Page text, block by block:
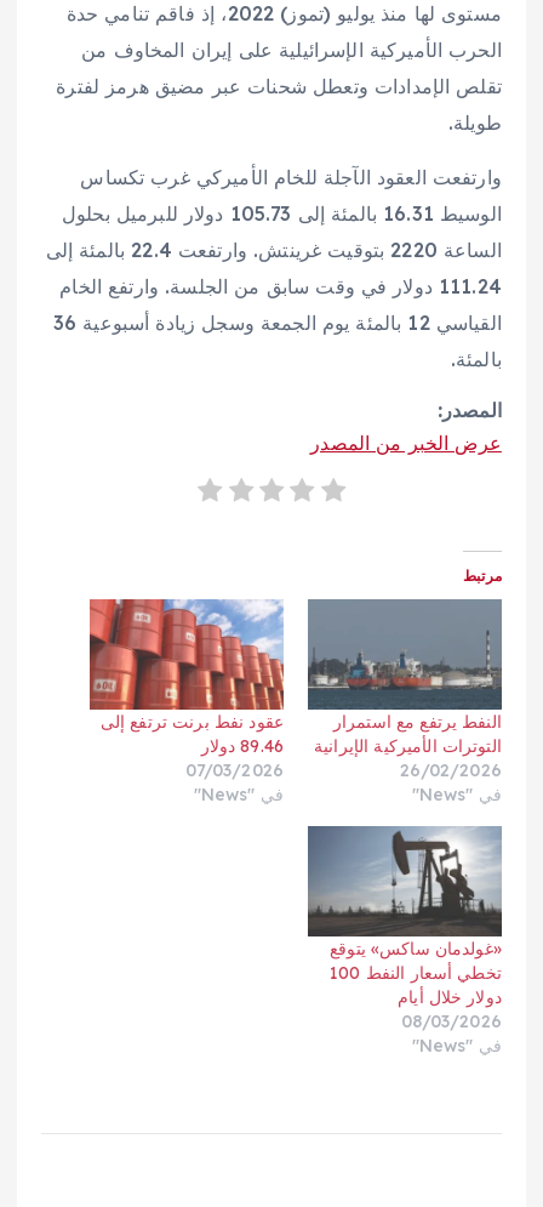
‌مستوى لها ‌منذ ​يوليو ‌(تموز) ⁠2022، ​إذ فاقم تنامي ⁠حدة
الحرب الأميركية الإسرائيلية على إيران المخاوف من
تقلص الإمدادات وتعطل ⁠شحنات عبر ‌مضيق ‌هرمز لفترة ​
طويلة.
وارتفعت ‌العقود الآجلة ‌للخام الأميركي غرب تكساس
الوسيط 16.31 بالمئة إلى 105.73 ‌دولار للبرميل بحلول
الساعة 2220 بتوقيت ⁠غرينتش. وارتفعت ⁠22.4 بالمئة إلى
111.24 دولار في وقت سابق من الجلسة. وارتفع الخام
القياسي 12 بالمئة يوم الجمعة ​وسجل ​زيادة أسبوعية 36
بالمئة.
المصدر:
عرض الخبر من المصدر
مرتبط
النفط يرتفع مع استمرار
التوترات الأميركية الإيرانية
26/02/2026
في "News"
عقود نفط برنت ترتفع إلى
89.46 دولار
07/03/2026
في "News"
«غولدمان ساكس» يتوقع
تخطي أسعار النفط 100
دولار خلال أيام
08/03/2026
في "News"